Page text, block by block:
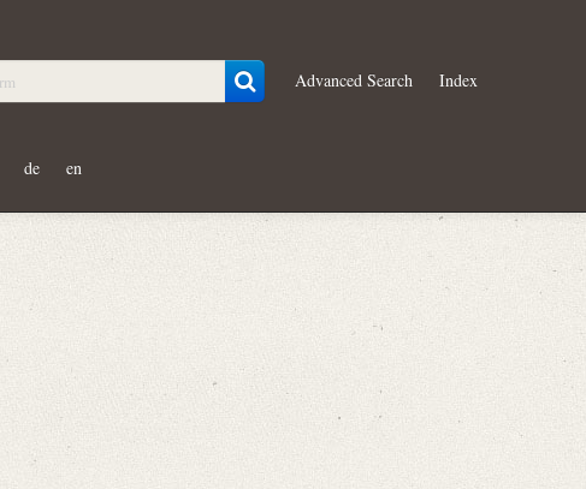
Advanced Search Index
de en